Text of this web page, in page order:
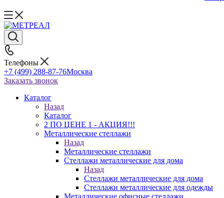
Телефоны
+7 (499) 288-87-76Москва
Заказать звонок
Каталог
Назад
Каталог
2 ПО ЦЕНЕ 1 - АКЦИЯ!!!
Металлические стеллажи
Назад
Металлические стеллажи
Стеллажи металлические для дома
Назад
Стеллажи металлические для дома
Стеллажи металлические для одежды
Металлические офисные стеллажи